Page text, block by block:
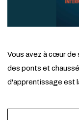
Vous avez à cœur de
des ponts et
d'apprentissage est